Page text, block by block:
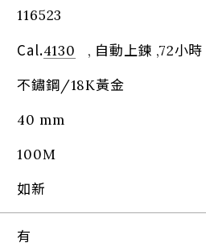
116523
Cal.4130 , 自動上鍊 ,72小時
不鏽鋼/18K黃金
40 mm
100M
如新
有